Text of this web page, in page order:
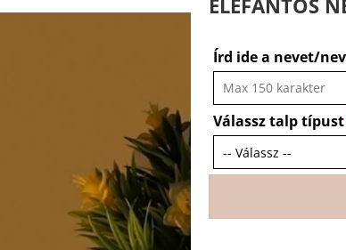
ELEFÁNTOS
Írd ide a nevet/
Válassz talp típust